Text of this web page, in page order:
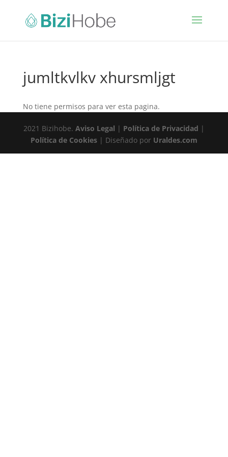
jumltkvlkv xhursmljgt
No tiene permisos para ver esta pagina.
2021 Bizihobe. Aviso Legal | Política de Privacidad |
Política de Cookies| Diseñado por Uraldes.com